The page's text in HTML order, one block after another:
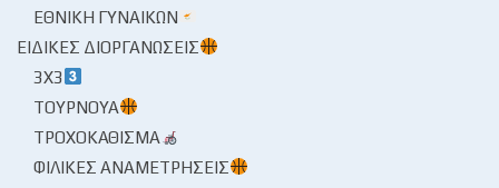
ΕΘΝΙΚΉ ΓΥΝΑΙΚΏΝ
ΕΙΔΙΚΈΣ ΔΙΟΡΓΑΝΏΣΕΙΣ
3X3
ΤΟΥΡΝΟΥΆ
ΤΡΟΧΟΚΆΘΙΣΜΑ
ΦΙΛΙΚΈΣ ΑΝΑΜΕΤΡΉΣΕΙΣ